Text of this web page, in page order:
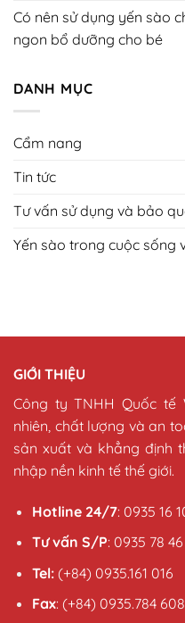
Có nên sử dụng yến sào
ngon bổ dưỡng cho bé
DANH MỤC
Cẩm nang
Tin tức
Tư vấn sử dụng và bảo
Yến sào trong cuộc sống
GIỚI THIỆU
Công ty TNHH Quốc
nhiên, chất lượng và an
sản xuất và khẳng định
nhập nền kinh tế thế giới.
Hotline 24/7: 0935 16
Tư vấn S/P: 0935 78
Tel:(+84) 0935.161 016
Fax: (+84) 0935.784 608